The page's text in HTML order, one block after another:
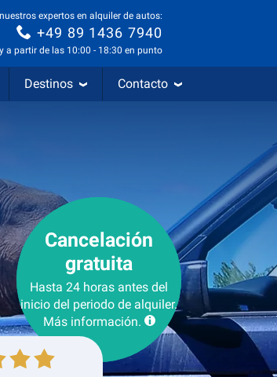
expertos en alquiler de autos:
+49 89 1436 7940
a partir de las 10:00 - 18:30 en punto
Destinos Contacto
Cancelación
gratuita
Hasta 24 horas antes del
inicio del periodo de alquiler.
Más información.